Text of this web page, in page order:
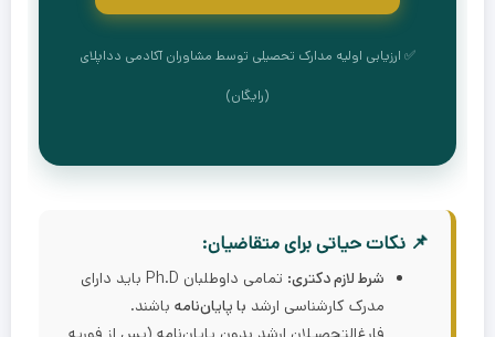
✅ ارزیابی اولیه مدارک تحصیلی توسط مشاوران آکادمی دداپلای
(رایگان)
📌 نکات حیاتی برای متقاضیان:
شرط لازم دکتری:
تمامی داوطلبان Ph.D باید دارای
مدرک کارشناسی ارشد با پایان‌نامه باشند.